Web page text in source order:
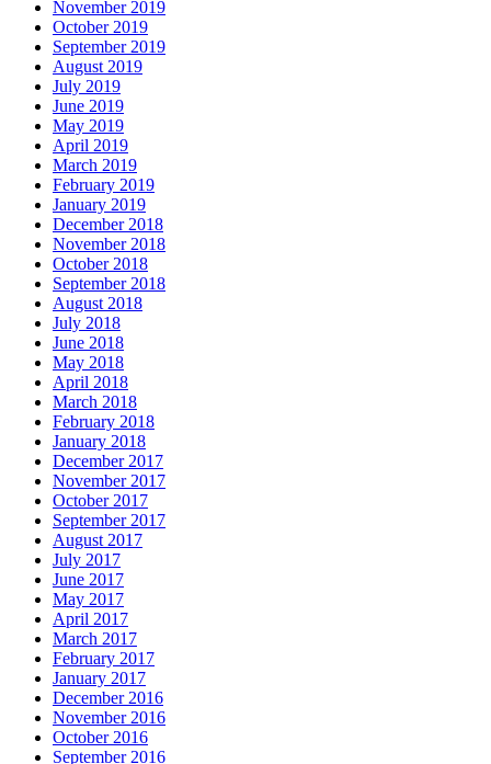
November 2019
October 2019
September 2019
August 2019
July 2019
June 2019
May 2019
April 2019
March 2019
February 2019
January 2019
December 2018
November 2018
October 2018
September 2018
August 2018
July 2018
June 2018
May 2018
April 2018
March 2018
February 2018
January 2018
December 2017
November 2017
October 2017
September 2017
August 2017
July 2017
June 2017
May 2017
April 2017
March 2017
February 2017
January 2017
December 2016
November 2016
October 2016
September 2016